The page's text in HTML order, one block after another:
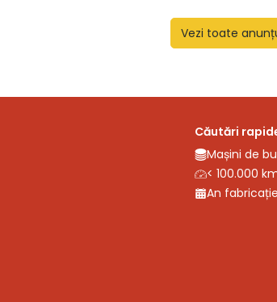
Vezi toate
Căutări
Mașini de
< 100.000
An